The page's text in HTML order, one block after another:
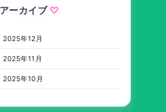
アーカイブ
2025年12月
2025年11月
2025年10月